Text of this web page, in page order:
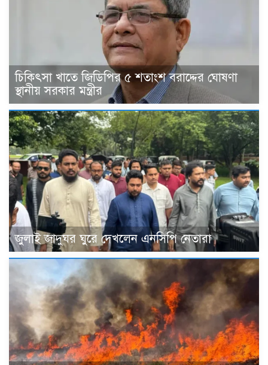
চিকিৎসা খাতে জিডিপির ৫ শতাংশ বরাদ্দের ঘোষণা
স্থানীয় সরকার মন্ত্রীর
জুলাই জাদুঘর ঘুরে দেখলেন এনসিপি নেতারা